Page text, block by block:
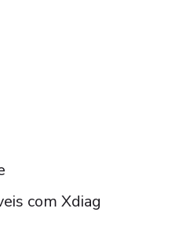
English
com Xdiag